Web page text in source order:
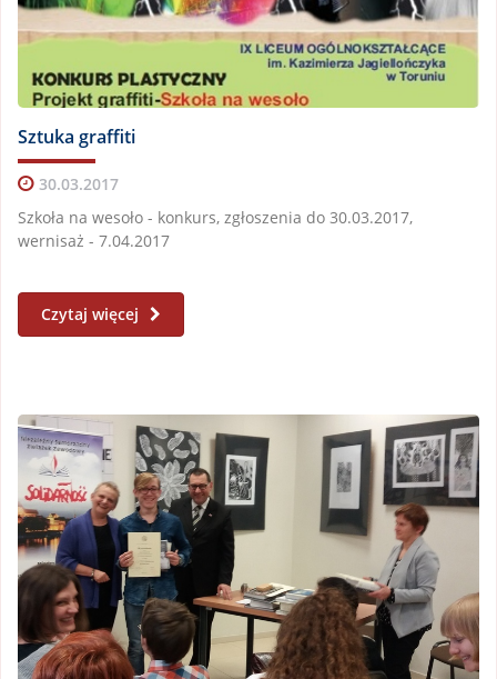
Sztuka graffiti
30.03.2017
Szkoła na wesoło - konkurs, zgłoszenia do 30.03.2017,
wernisaż - 7.04.2017
Czytaj więcej